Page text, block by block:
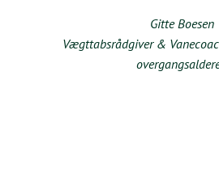
Gitte Boesen
Vægttabsrådgiver &